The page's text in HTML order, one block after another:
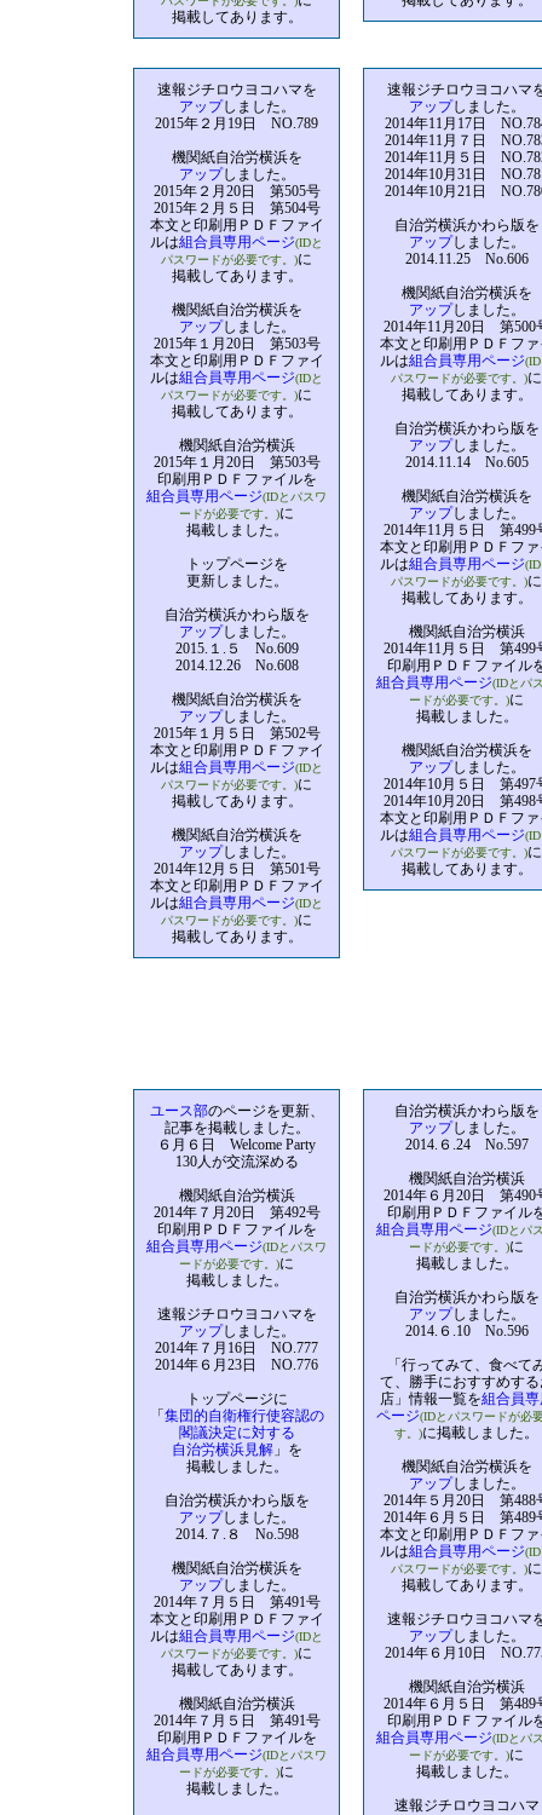
掲載してあります。
速報ジチロウヨコハマを
アップしました。
2015年２月19日 NO.789
機関紙自治労横浜を
アップしました。
2015年２月20日 第505号
2015年２月５日 第504号
本文と印刷用ＰＤＦファイ
ルは組合員専用ページ(IDと
パスワードが必要です。)に
掲載してあります。
機関紙自治労横浜を
アップしました。
2015年１月20日 第503号
本文と印刷用ＰＤＦファイ
ルは組合員専用ページ(IDと
パスワードが必要です。)に
掲載してあります。
機関紙自治労横浜
2015年１月20日 第503号
印刷用ＰＤＦファイルを
組合員専用ページ(IDとパスワ
ードが必要です。)に
掲載しました。
トップページを
更新しました。
自治労横浜かわら版を
アップしました。
2015.１.５ No.609
2014.12.26 No.608
機関紙自治労横浜を
アップしました。
2015年１月５日 第502号
本文と印刷用ＰＤＦファイ
ルは組合員専用ページ(IDと
パスワードが必要です。)に
掲載してあります。
機関紙自治労横浜を
アップしました。
2014年12月５日 第501号
本文と印刷用ＰＤＦファイ
ルは組合員専用ページ(IDと
パスワードが必要です。)に
掲載してあります。
速報ジチロウヨコハマ
アップしました。
2014年11月17日
2014年11月７日
2014年11月５日
2014年10月31日
2014年10月21日
自治労横浜かわら版を
アップしました。
2014.11.25 No.606
機関紙自治労横浜を
アップしました。
2014年11月20日 第500
本文と印刷用ＰＤＦファ
ルは組合員専用ページ
パスワードが必要です。)に
掲載してあります。
自治労横浜かわら版を
アップしました。
2014.11.14 No.605
機関紙自治労横浜を
アップしました。
2014年11月５日 第499
本文と印刷用ＰＤＦファ
ルは組合員専用ページ
パスワードが必要です。)に
掲載してあります。
機関紙自治労横浜
2014年11月５日 第499
印刷用ＰＤＦファイル
組合員専用ページ(IDとパ
ードが必要です。)に
掲載しました。
機関紙自治労横浜を
アップしました。
2014年10月５日 第497
2014年10月20日 第498
本文と印刷用ＰＤＦファ
ルは組合員専用ページ
パスワードが必要です。)に
掲載してあります。
ユース部のページを更新、
記事を掲載しました。
６月６日 Welcome Party
130人が交流深める
機関紙自治労横浜
2014年７月20日 第492号
印刷用ＰＤＦファイルを
組合員専用ページ(IDとパスワ
ードが必要です。)に
掲載しました。
速報ジチロウヨコハマを
アップしました。
2014年７月16日 NO.777
2014年６月23日 NO.776
トップページに
「 集団的自衛権行使容認の
閣議決定に対する
自治労横浜見解」を
掲載しました。
自治労横浜かわら版を
アップしました。
2014.７.８ No.598
機関紙自治労横浜を
アップしました。
2014年７月５日 第491号
本文と印刷用ＰＤＦファイ
ルは組合員専用ページ(IDと
パスワードが必要です。)に
掲載してあります。
機関紙自治労横浜
2014年７月５日 第491号
印刷用ＰＤＦファイルを
組合員専用ページ(IDとパスワ
ードが必要です。)に
掲載しました。
自治労横浜かわら版を
アップしました。
2014.６.24 No.597
機関紙自治労横浜
2014年６月20日 第490
印刷用ＰＤＦファイル
組合員専用ページ(IDとパ
ードが必要です。)に
掲載しました。
自治労横浜かわら版を
アップしました。
2014.６.10 No.596
「行ってみて、食べて
て、勝手におすすめする
店」情報一覧を組合員専
ページ(IDとパスワードが必
す。)に掲載しました。
機関紙自治労横浜を
アップしました。
2014年５月20日 第488
2014年６月５日 第489
本文と印刷用ＰＤＦファ
ルは組合員専用ページ
パスワードが必要です。)に
掲載してあります。
速報ジチロウヨコハマ
アップしました。
2014年６月10日
機関紙自治労横浜
2014年６月５日 第489
印刷用ＰＤＦファイル
組合員専用ページ(IDとパ
ードが必要です。)に
掲載しました。
速報ジチロウヨコハマ